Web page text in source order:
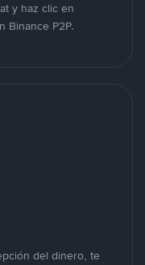
y haz clic en
Binance P2P.
del dinero, te